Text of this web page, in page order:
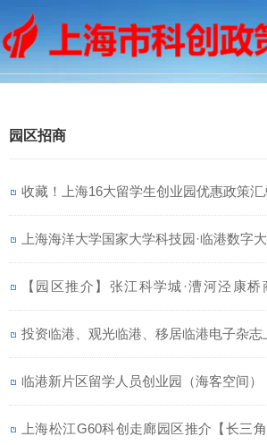
园区招商
收藏！上海16大留学生创业园优惠政策汇
上海海洋大学国家大学科技园·临港数字大
【园区推介】张江科学城·漕河泾康桥
投资临港、观光临港、移居临港电子杂志
临港新片区留学人员创业园（海客空间）
上海松江G60科创走廊园区推介【长三